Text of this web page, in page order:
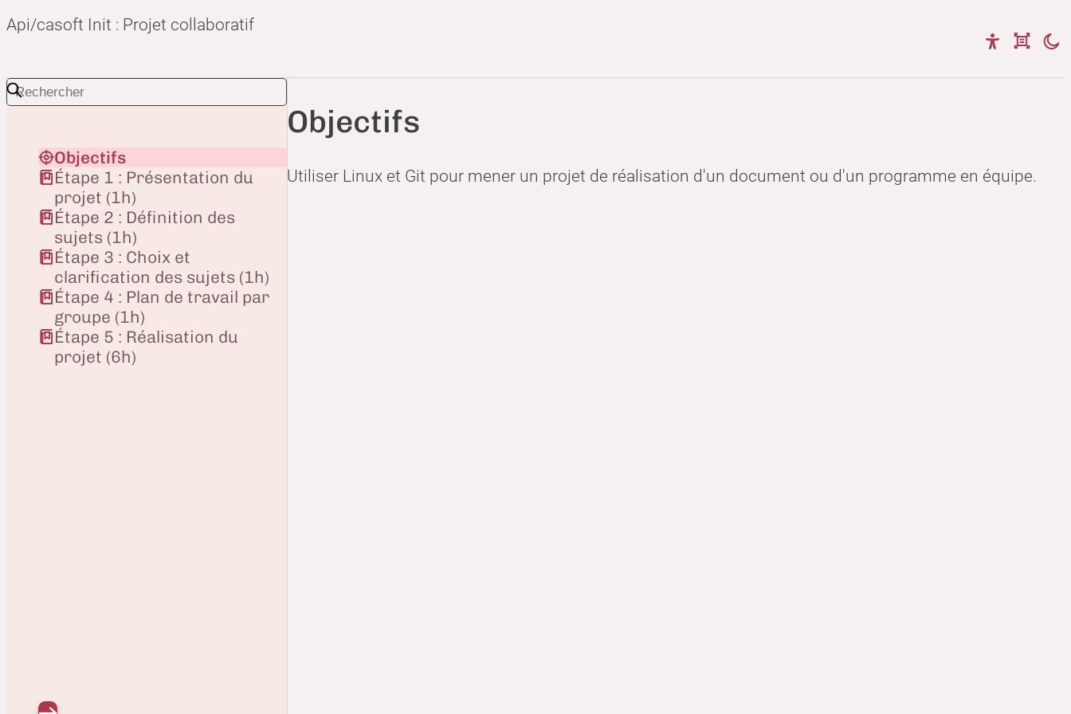
Api/casoft Init : Projet collaboratif
Objectifs
Utiliser Linux et Git pour mener un projet de réalisation d'un document ou d'un programme en équipe.
Objectifs
Étape 1 : Présentation du
projet (1h)
Étape 2 : Définition des
sujets (1h)
Étape 3 : Choix et
clarification des sujets (1h)
Étape 4 : Plan de travail par
groupe (1h)
Étape 5 : Réalisation du
projet (6h)